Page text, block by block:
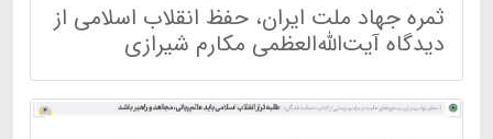
ثمره جهاد ملت ایران، حفظ انقلاب اسلامی از
دیدگاه آیت‌الله‌العظمی مکارم شیرازی